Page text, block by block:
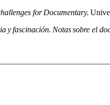
for Documentary.
y fascinación. Notas sobre el